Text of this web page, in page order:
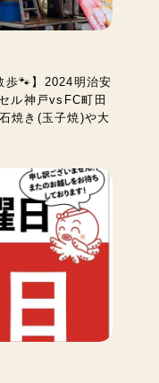
歩🐾】2024明治安
ル神戸vsFC町田
焼き(玉子焼)や大